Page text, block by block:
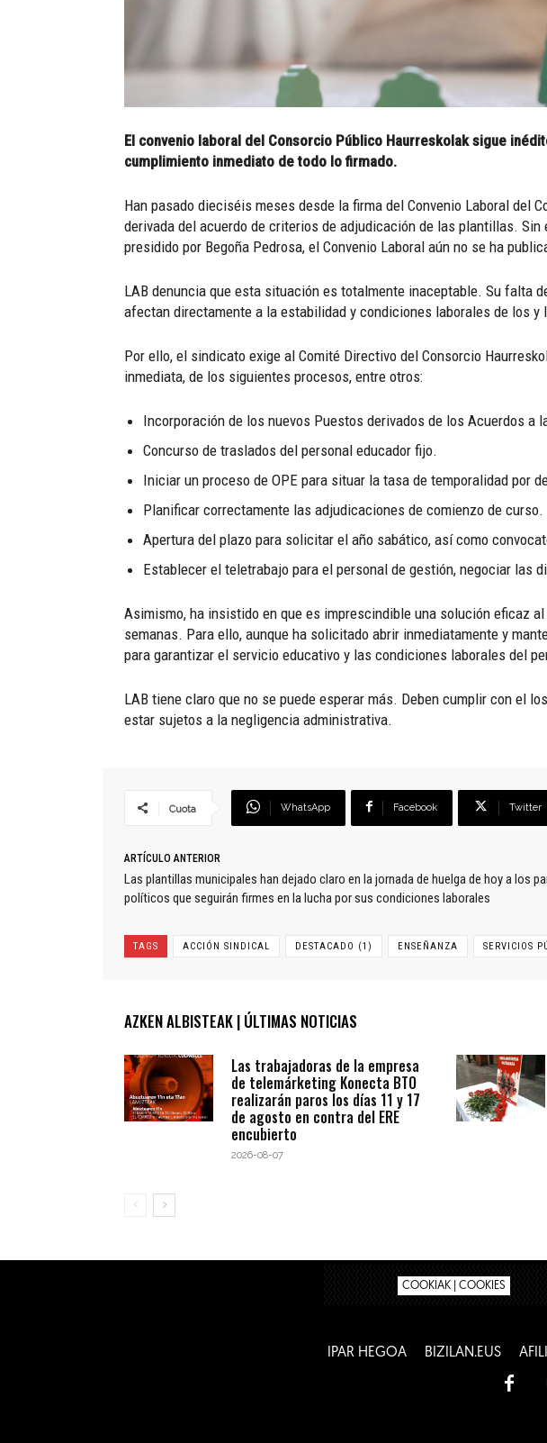
El convenio laboral del Consorcio Público Haurreskolak sigue
cumplimiento inmediato de todo lo firmado.
Han pasado dieciséis meses desde la firma del Convenio Laboral del
derivada del acuerdo de criterios de adjudicación de las plantillas.
presidido por Begoña Pedrosa, el Convenio Laboral aún no se ha
LAB denuncia que esta situación es totalmente inaceptable. Su falta
afectan directamente a la estabilidad y condiciones laborales de los y
Por ello, el sindicato exige al Comité Directivo del Consorcio
inmediata, de los siguientes procesos, entre otros:
Incorporación de los nuevos Puestos derivados de los Acuerdos a
Concurso de traslados del personal educador fijo.
Iniciar un proceso de OPE para situar la tasa de temporalidad por
Planificar correctamente las adjudicaciones de comienzo de curso.
Apertura del plazo para solicitar el año sabático, así como
Establecer el teletrabajo para el personal de gestión, negociar
Asimismo, ha insistido en que es imprescindible una solución eficaz
semanas. Para ello, aunque ha solicitado abrir inmediatamente y
para garantizar el servicio educativo y las condiciones laborales del
LAB tiene claro que no se puede esperar más. Deben cumplir con el
estar sujetos a la negligencia administrativa.
Cuota WhatsApp Facebook Twitter
ARTÍCULO ANTERIOR
Las plantillas municipales han dejado claro en la jornada de huelga de hoy a los
políticos que seguirán firmes en la lucha por sus condiciones laborales
TAGS ACCIÓN SINDICAL DESTACADO (1) ENSEÑANZA SERVICIOS
AZKEN ALBISTEAK | ÚLTIMAS NOTICIAS
Las trabajadoras de la empresa
de telemárketing Konecta BTO
realizarán paros los días 11 y 17
de agosto en contra del ERE
encubierto
2026-08-07
COOKIAK | COOKIES
IPAR HEGOA BIZILAN.EUS